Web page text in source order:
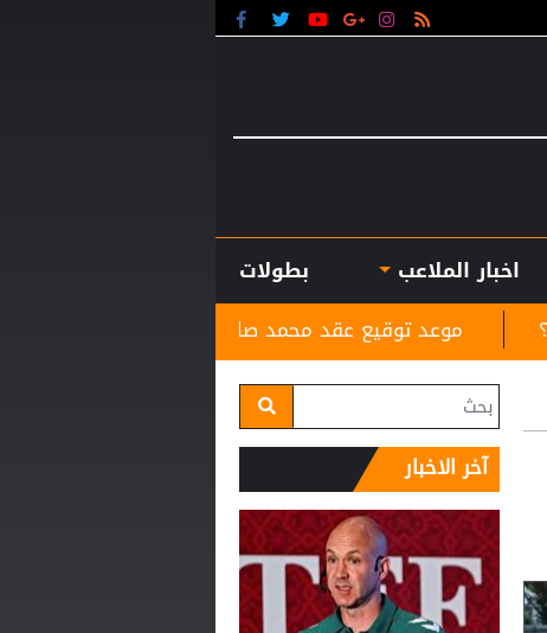
اخبار الملاعب
بطولات
عقد محمد صلاح مع طرابزون
آخر الاخبار